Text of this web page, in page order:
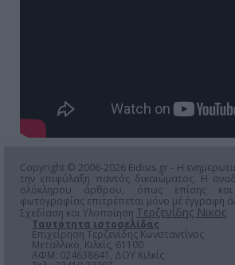
Copyright © 2006-2026 Eidisis.gr - Η
την επιφύλαξη παντός δικαιώματος. Η
ολόκληρου άρθρου, όπως επίσης
φωτογραφίας επιτρέπεται μόνο μέ έγγραφη
Σχεδίαση και Υλοποίηση Τερζενίδης Νικος
Ταυτότητα ιστοσελίδας
Επιχείρηση Τερζενίδης Κωνσταντίνος
Μεταλλικό, Κιλκίς, 61100
ΑΦΜ: 024638641, ΔΟΥ Κιλκίς